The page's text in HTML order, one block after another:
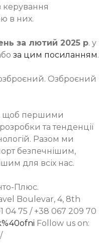
керування
в них.
за лютий 2025 р. у
за цим посиланням.
Озброєний
щоб першими
та тенденції
Разом ми
безпечнішим,
для всіх нас.
Плюс.
Boulevar, 4, 8th
04 75 / +38 067 209 70
Follow us on: